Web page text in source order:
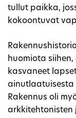
tullut paikka,
kokoontuvat
huomiota
kasvaneet
ainutlaatuisesta
Rakennus oli
arkkitehtonisten